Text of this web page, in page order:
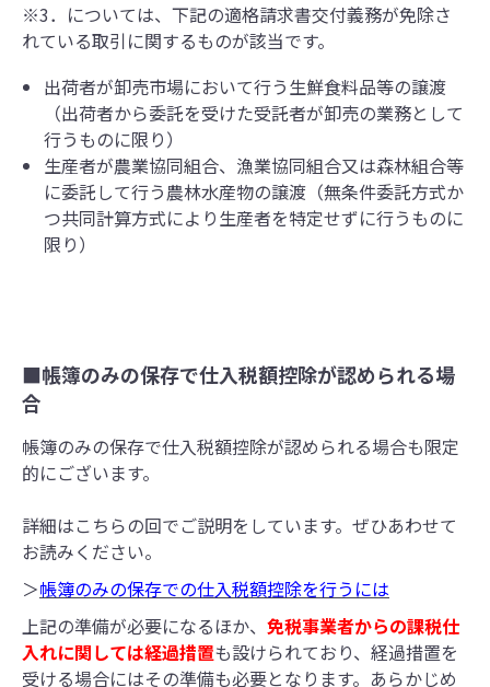
※3．については、下記の適格請求書交付義務が免除さ
れている取引に関するものが該当です。
出荷者が卸売市場において行う生鮮食料品等の譲渡
（出荷者から委託を受けた受託者が卸売の業務として
行うものに限り）
生産者が農業協同組合、漁業協同組合又は森林組合等
に委託して行う農林水産物の譲渡（無条件委託方式か
つ共同計算方式により生産者を特定せずに行うものに
限り）
■帳簿のみの保存で仕入税額控除が認められる場
合
帳簿のみの保存で仕入税額控除が認められる場合も限定
的にございます。
詳細はこちらの回でご説明をしています。ぜひあわせて
お読みください。
＞帳簿のみの保存での仕入税額控除を行うには
上記の準備が必要になるほか、 免税事業者からの課税仕
入れに関しては経過措置も設けられており、経過措置を
受ける場合にはその準備も必要となります。あらかじめ